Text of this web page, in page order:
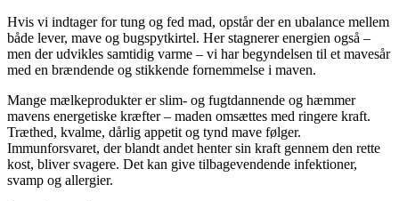
Hvis vi indtager for tung og fed mad, opstår der en ubalance mellem
både lever, mave og bugspytkirtel. Her stagnerer energien også –
men der udvikles samtidig varme – vi har begyndelsen til et mavesår
med en brændende og stikkende fornemmelse i maven.
Mange mælkeprodukter er slim- og fugtdannende og hæmmer
mavens energetiske kræfter – maden omsættes med ringere kraft.
Træthed, kvalme, dårlig appetit og tynd mave følger.
Immunforsvaret, der blandt andet henter sin kraft gennem den rette
kost, bliver svagere. Det kan give tilbagevendende infektioner,
svamp og allergier.